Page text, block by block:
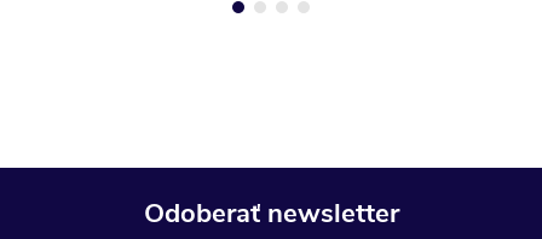
Odoberať newsletter